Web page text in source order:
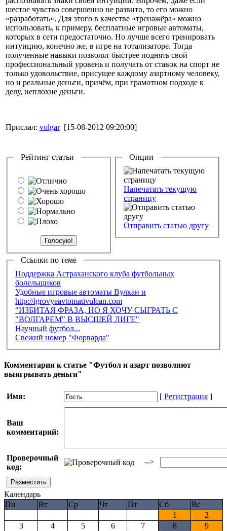
шестое чувство совершенно не развито, то его можно
«разработать». Для этого в качестве «тренажёра» можно
использовать, к примеру, бесплатные игровые автоматы,
которых в сети предостаточно. Но лучше всего тренировать
интуицию, конечно же, в игре на тотализаторе. Тогда
полученные навыки позволят быстрее поднять свой
профессиональный уровень и получать от ставок на спорт не
только удовольствие, присущее каждому азартному человеку,
но и реальные деньги, причём, при грамотном подходе к
делу, неплохие деньги.
Прислал: volgar [15-08-2012 09:20:00]
Рейтинг статьи Опции
Напечатать текущую
страницу
Отправить статью другу
Ссылки по теме
Поддержка Астраханского клуба футбольных
болельщиков
Удобные игровые автоматы Вулкан и
http://igrovyeavtomativulcan.com
"ИЗБИТАЯ ФРАЗА, НО Я ХОЧУ СЫГРАТЬ С
"ВОЛГАРЕМ" В ВЫСШЕЙ ЛИГЕ"
Научный футбол...
Свежий номер "Форварда"
Комментарии к статье "Футбол и азарт позволяют
выигрывать деньги"
Имя: [ Регистрация ]
Ваш
комментарий:
Проверочный
код:
-->
Календарь
Пн
Вт Ср Чт Пт Сб
Вс
1
2
3
4 5 6 7 8
9